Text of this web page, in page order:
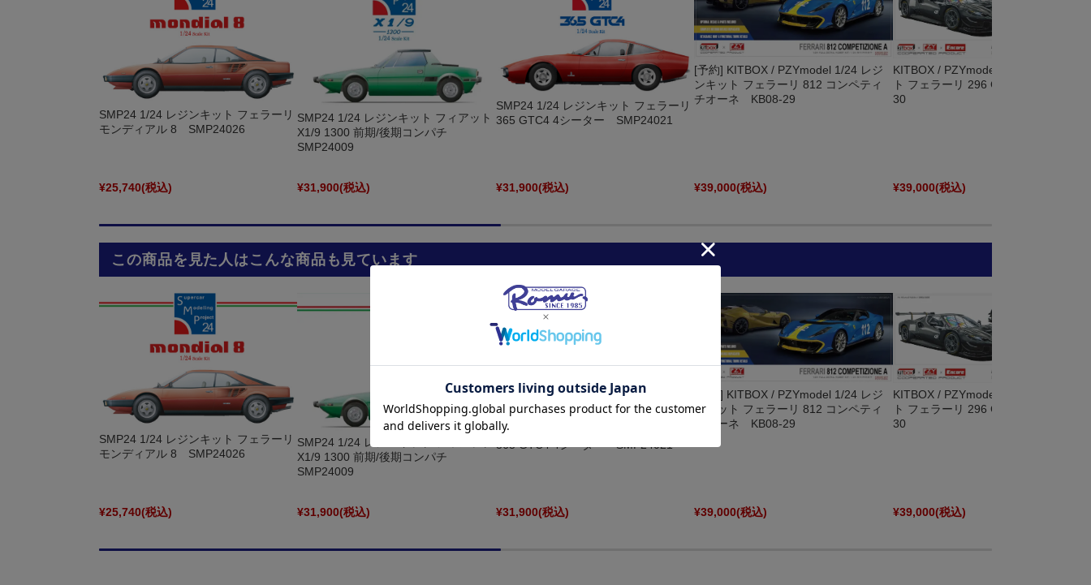
SMP24 1/24 レジンキット フェラーリ
モンディアル 8 SMP24026
¥25,740(税込)
SMP24 1/24 レジンキット フィアット
X1/9 1300 前期/後期コンパチ
SMP24009
¥31,900(税込)
SMP24 1/24 レジンキット フェラーリ
365 GTC4 4シーター SMP24021
¥31,900(税込)
[予約] KITBOX / PZYmodel 1/24 レジ
ンキット フェラーリ 812 コンペティ
チオーネ KB08-29
¥39,000(税込)
KITBOX / PZYmodel 1/24 レジンキッ
ト フェラーリ 296 GT3 Ver.2 KB08-
30
¥39,000(税込)
この商品を見た人はこんな商品も見ています
SMP24 1/24 レジンキット フェラーリ
モンディアル 8 SMP24026
¥25,740(税込)
SMP24 1/24 レジンキット フィアット
X1/9 1300 前期/後期コンパチ
SMP24009
¥31,900(税込)
SMP24 1/24 レジンキット フェラーリ
365 GTC4 4シーター SMP24021
¥31,900(税込)
[予約] KITBOX / PZYmodel 1/24 レジ
ンキット フェラーリ 812 コンペティ
チオーネ KB08-29
¥39,000(税込)
KITBOX / PZYmodel 1/24 レジンキッ
ト フェラーリ 296 GT3 Ver.2 KB08-
30
¥39,000(税込)